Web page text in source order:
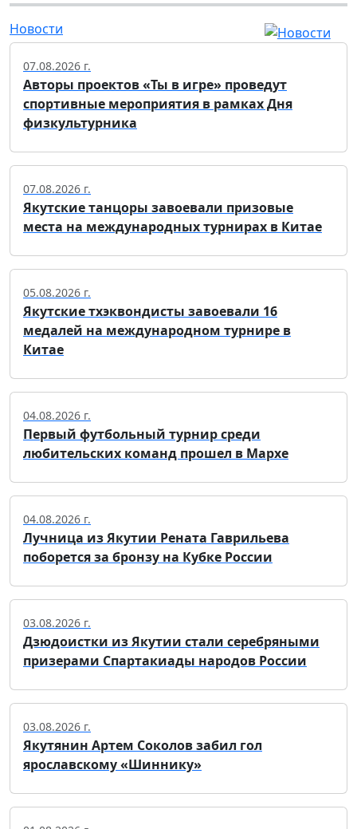
Новости
07.08.2026 г.
Авторы проектов «Ты в игре» проведут
спортивные мероприятия в рамках Дня
физкультурника
07.08.2026 г.
Якутские танцоры завоевали призовые
места на международных турнирах в Китае
05.08.2026 г.
Якутские тхэквондисты завоевали 16
медалей на международном турнире в
Китае
04.08.2026 г.
Первый футбольный турнир среди
любительских команд прошел в Мархе
04.08.2026 г.
Лучница из Якутии Рената Гаврильева
поборется за бронзу на Кубке России
03.08.2026 г.
Дзюдоистки из Якутии стали серебряными
призерами Спартакиады народов России
03.08.2026 г.
Якутянин Артем Соколов забил гол
ярославскому «Шиннику»